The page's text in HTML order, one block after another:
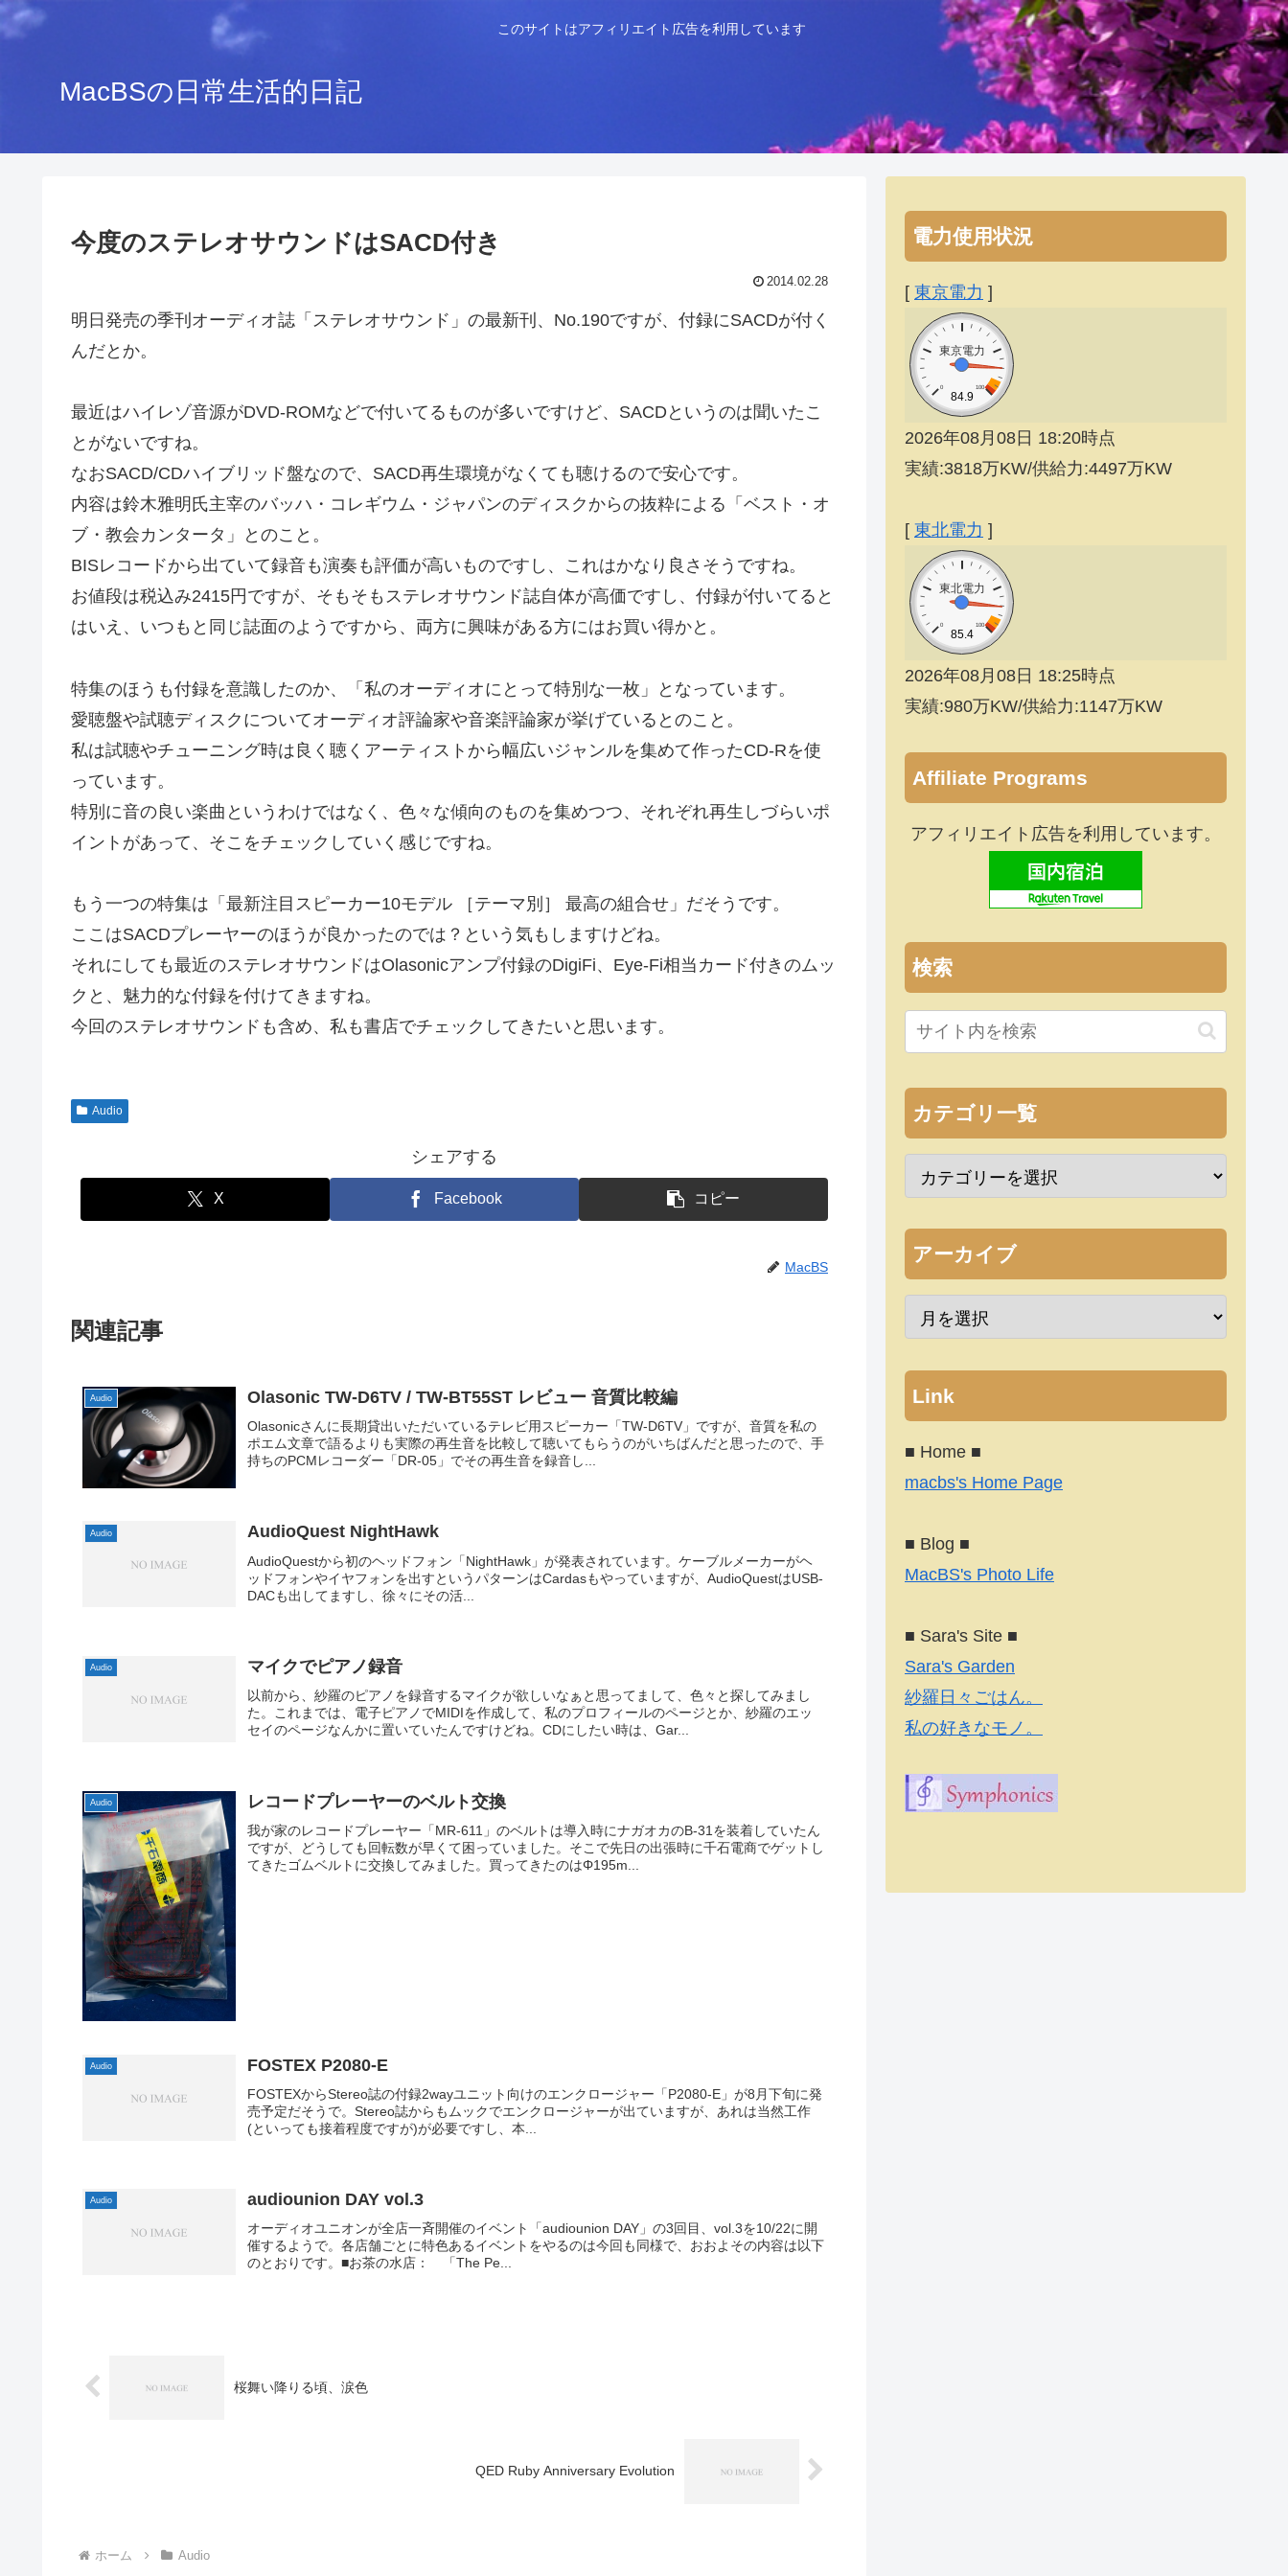
このサイトはアフィリエイト広告を利用しています
MacBSの日常生活的日記
今度のステレオサウンドはSACD付き
2014.02.28
明日発売の季刊オーディオ誌「ステレオサウンド」の最新刊、No.190ですが、付録にSACDが付く
んだとか。
最近はハイレゾ音源がDVD-ROMなどで付いてるものが多いですけど、SACDというのは聞いたこ
とがないですね。
なおSACD/CDハイブリッド盤なので、SACD再生環境がなくても聴けるので安心です。
内容は鈴木雅明氏主宰のバッハ・コレギウム・ジャパンのディスクからの抜粋による「ベスト・オ
ブ・教会カンタータ」とのこと。
BISレコードから出ていて録音も演奏も評価が高いものですし、これはかなり良さそうですね。
お値段は税込み2415円ですが、そもそもステレオサウンド誌自体が高価ですし、付録が付いてると
はいえ、いつもと同じ誌面のようですから、両方に興味がある方にはお買い得かと。
特集のほうも付録を意識したのか、「私のオーディオにとって特別な一枚」となっています。
愛聴盤や試聴ディスクについてオーディオ評論家や音楽評論家が挙げているとのこと。
私は試聴やチューニング時は良く聴くアーティストから幅広いジャンルを集めて作ったCD-Rを使
っています。
特別に音の良い楽曲というわけではなく、色々な傾向のものを集めつつ、それぞれ再生しづらいポ
イントがあって、そこをチェックしていく感じですね。
もう一つの特集は「最新注目スピーカー10モデル ［テーマ別］ 最高の組合せ」だそうです。
ここはSACDプレーヤーのほうが良かったのでは？という気もしますけどね。
それにしても最近のステレオサウンドはOlasonicアンプ付録のDigiFi、Eye-Fi相当カード付きのムッ
クと、魅力的な付録を付けてきますね。
今回のステレオサウンドも含め、私も書店でチェックしてきたいと思います。
Audio
シェアする
X Facebook コピー
MacBS
関連記事
Audio Olasonic TW-D6TV / TW-BT55ST レビュー 音質比較編
Olasonicさんに長期貸出いただいているテレビ用スピーカー「TW-D6TV」ですが、音質を私の
ポエム文章で語るよりも実際の再生音を比較して聴いてもらうのがいちばんだと思ったので、手
持ちのPCMレコーダー「DR-05」でその再生音を録音し...
Audio AudioQuest NightHawk
AudioQuestから初のヘッドフォン「NightHawk」が発表されています。ケーブルメーカーがヘ
ッドフォンやイヤフォンを出すというパターンはCardasもやっていますが、AudioQuestはUSB-
DACも出してますし、徐々にその活...
Audio マイクでピアノ録音
以前から、紗羅のピアノを録音するマイクが欲しいなぁと思ってまして、色々と探してみまし
た。これまでは、電子ピアノでMIDIを作成して、私のプロフィールのページとか、紗羅のエッ
セイのページなんかに置いていたんですけどね。CDにしたい時は、Gar...
Audio レコードプレーヤーのベルト交換
我が家のレコードプレーヤー「MR-611」のベルトは導入時にナガオカのB-31を装着していたん
ですが、どうしても回転数が早くて困っていました。そこで先日の出張時に千石電商でゲットし
てきたゴムベルトに交換してみました。買ってきたのはΦ195m...
Audio FOSTEX P2080-E
FOSTEXからStereo誌の付録2wayユニット向けのエンクロージャー「P2080-E」が8月下旬に発
売予定だそうで。Stereo誌からもムックでエンクロージャーが出ていますが、あれは当然工作
(といっても接着程度ですが)が必要ですし、本...
Audio audiounion DAY vol.3
オーディオユニオンが全店一斉開催のイベント「audiounion DAY」の3回目、vol.3を10/22に開
催するようで。各店舗ごとに特色あるイベントをやるのは今回も同様で、おおよその内容は以下
のとおりです。■お茶の水店： 「The Pe...
桜舞い降りる頃、涙色
QED Ruby Anniversary Evolution
ホーム Audio
電力使用状況
[ 東京電力 ]
東京電力
0 100
84.9
2026年08月08日 18:20時点
実績:3818万KW/供給力:4497万KW
[ 東北電力 ]
東北電力
0 100
85.4
2026年08月08日 18:25時点
実績:980万KW/供給力:1147万KW
Affiliate Programs
アフィリエイト広告を利用しています。
検索
カテゴリ一覧
アーカイブ
Link
■ Home ■
macbs's Home Page
■ Blog ■
MacBS's Photo Life
■ Sara's Site ■
Sara's Garden
紗羅日々ごはん。
私の好きなモノ。